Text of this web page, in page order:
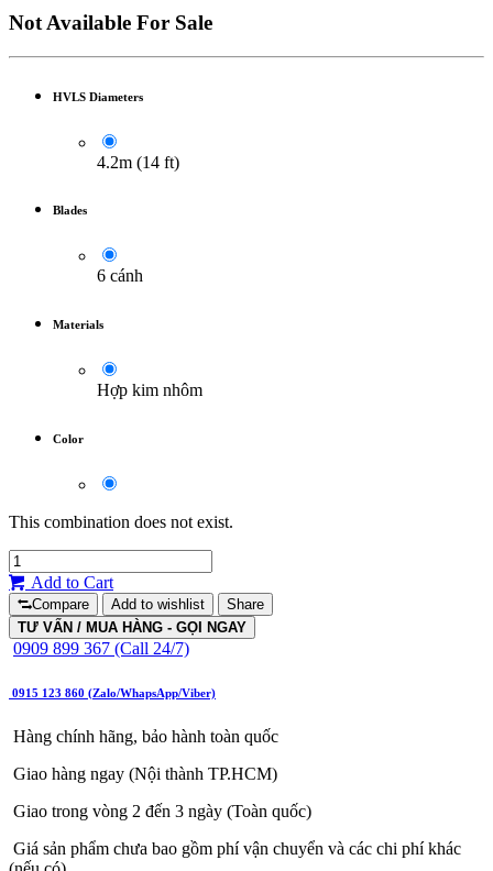
Not Available For Sale
HVLS Diameters
4.2m (14 ft)
Blades
6 cánh
Materials
Hợp kim nhôm
Color
This combination does not exist.
Add to Cart
Compare Add to wishlist
Share
TƯ VẤN / MUA HÀNG - GỌI NGAY
0909 899 367 (Call 24/7)
0915 123 860 (Zalo/WhapsApp/Viber)
Hàng chính hãng, bảo hành toàn quốc
Giao hàng ngay (Nội thành TP.HCM)
Giao trong vòng 2 đến 3 ngày (Toàn quốc)
Giá sản phẩm chưa bao gồm phí vận chuyển và các chi phí khác